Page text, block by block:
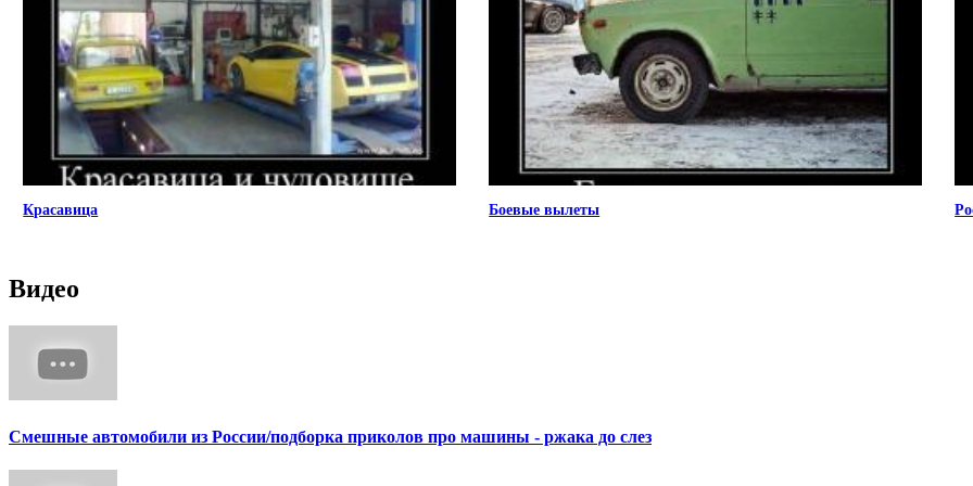
Красавица Боевые вылеты
Видео
Смешные автомобили из России/подборка приколов про машины - ржака до слез